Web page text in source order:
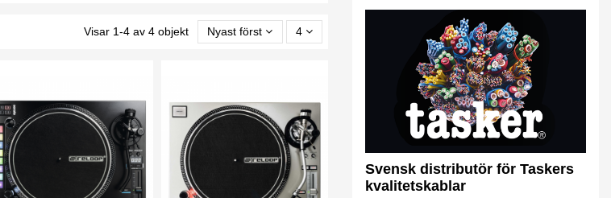
Visar 1-4 av 4 objekt Nyast först 4
Svensk distributör för Taskers
kvalitetskablar